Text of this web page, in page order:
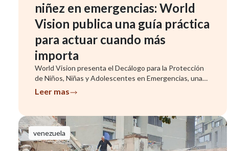
niñez en emergencias: World
Vision publica una guía práctica
para actuar cuando más
importa
World Vision presenta el Decálogo para la Protección
de Niños, Niñas y Adolescentes en Emergencias, una
herramienta que ...
Leer mas
venezuela